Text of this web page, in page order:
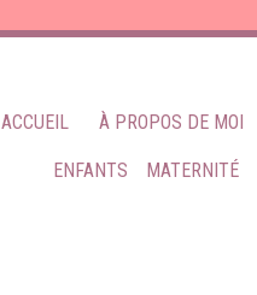
ACCUEIL À PROPOS DE MOI
ENFANTS MATERNITÉ